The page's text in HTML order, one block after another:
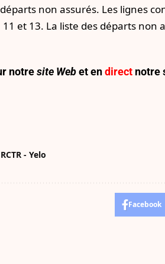
non assurés. Les lignes
et 13. La liste des départs non
notresite Webet endirect notre
RCTR - Yelo
Facebook